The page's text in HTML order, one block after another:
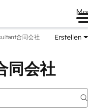
合同会社 Erstellen
会社